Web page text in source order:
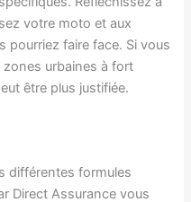
votre moto et aux
pourriez faire face. Si vous
urbaines à fort
être plus justifiée.
différentes formules
Direct Assurance vous